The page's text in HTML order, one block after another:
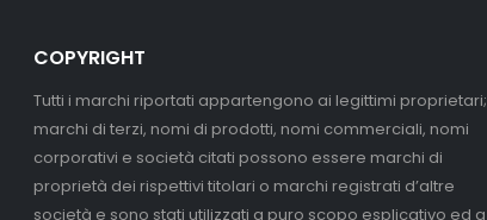
COPYRIGHT
Tutti i marchi riportati appartengono ai legittimi proprietari;
marchi di terzi, nomi di prodotti, nomi commerciali, nomi
corporativi e società citati possono essere marchi di
proprietà dei rispettivi titolari o marchi registrati d’altre
società e sono stati utilizzati a puro scopo esplicativo ed a